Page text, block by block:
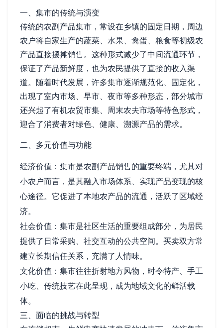
一、集市的传统与演变
传统的农副产品集市，常设在乡镇的固定日期，周边
农户将自家生产的蔬菜、水果、禽蛋、粮食等初级农
产品直接摆摊销售。这种形式减少了中间流通环节，
保证了产品新鲜度，也为农民提供了直接的收入渠
道。随着时代发展，许多集市逐渐规范化、固定化，
出现了室内市场、早市、夜市等多种形态，部分城市
还兴起了有机农贸市集、周末农夫市场等特色形式，
迎合了消费者对绿色、健康、溯源产品的需求。
二、多元价值与功能
经济价值：集市是农副产品销售的重要终端，尤其对
小农户而言，是其融入市场体系、实现产品变现的核
心途径。它促进了本地农产品的流通，活跃了区域经
济。
社会价值：集市是社区生活的重要组成部分，为居民
提供了日常采购、社交互动的公共空间。买卖双方常
建立长期信任关系，充满了人情味。
文化价值：集市往往折射地方风物，时令特产、手工
小吃、传统技艺在此呈现，成为地域文化的鲜活载
体。
三、面临的挑战与转型